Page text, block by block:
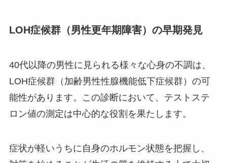
LOH症候群（男性更年期障害）の早期発見
40代以降の男性に見られる様々な心身の不調は、
LOH症候群（加齢男性性腺機能低下症候群）の可
能性があります。この診断において、テストステ
ロン値の測定は中心的な役割を果たします。
症状が軽いうちに自身のホルモン状態を把握し、